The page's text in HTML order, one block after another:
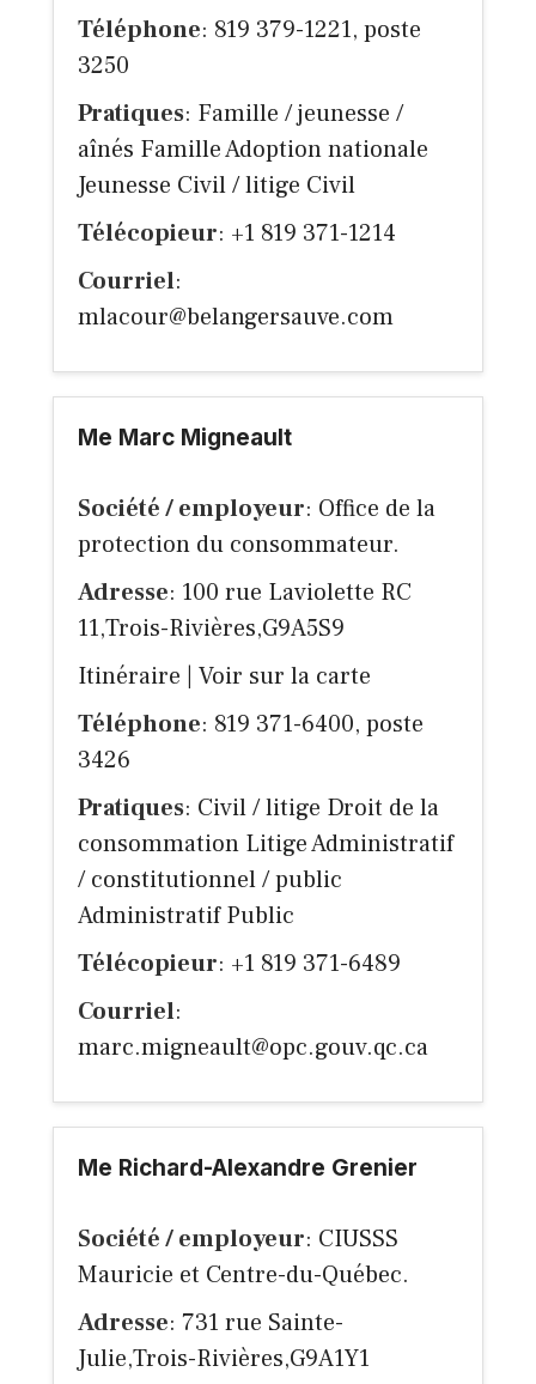
Téléphone: 819 379-1221, poste
3250
Pratiques: Famille / jeunesse /
aînés Famille Adoption nationale
Jeunesse Civil / litige Civil
Télécopieur: +1 819 371-1214
Courriel:
mlacour@belangersauve.com
Me Marc Migneault
Société / employeur: Office de la
protection du consommateur.
Adresse: 100 rue Laviolette RC
11,Trois-Rivières,G9A5S9
Itinéraire
Voir sur la carte
Téléphone: 819 371-6400, poste
3426
Pratiques: Civil / litige Droit de la
consommation Litige Administratif
/ constitutionnel / public
Administratif Public
Télécopieur: +1 819 371-6489
Courriel:
marc.migneault@opc.gouv.qc.ca
Me Richard-Alexandre Grenier
Société / employeur: CIUSSS
Mauricie et Centre-du-Québec.
Adresse: 731 rue Sainte-
Julie,Trois-Rivières,G9A1Y1